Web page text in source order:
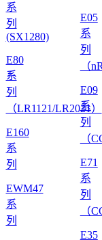
系
列
(SX1280)
E80
系
列
（LR1121/LR2021）
E160
系
列
EWM47
系
列
E05
系
列
（
E09
系
列
（
E71
系
列
（
E35